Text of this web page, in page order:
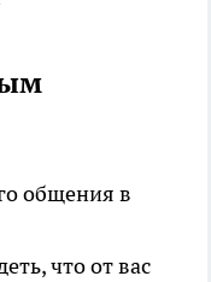
общения в
что от вас